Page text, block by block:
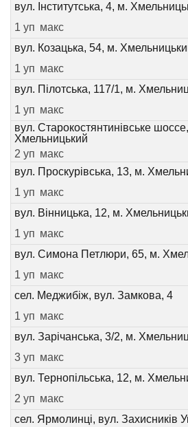
вул. Інститутська, 4, м.
1 уп макс
вул. Козацька, 54, м.
1 уп макс
вул. Пілотська, 117/1, м.
1 уп макс
вул. Старокостянтинівське
Хмельницький
2 уп макс
вул. Проскурівська, 13, м.
1 уп макс
вул. Вінницька, 12, м.
1 уп макс
вул. Симона Петлюри, 65, м.
1 уп макс
сел. Меджибіж, вул. Замкова, 4
1 уп макс
вул. Зарічанська, 3/2, м.
3 уп макс
вул. Тернопільська, 12, м.
2 уп макс
сел. Ярмолинці, вул. Захисників